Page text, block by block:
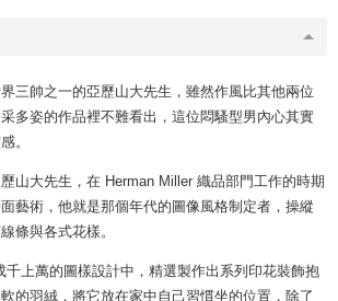
三帥之一的亞歷山大先生，雖然作風比其他兩位
多姿的作品裡不難看出，這位悶騷型男內心其實
。
山大先生，在 Herman Miller 織品部門工作的時期
藝術，他就是那個年代的圖像風格制定者，操縱
條與各式花樣。
千上萬的圖樣設計中，精選製作出系列印花裝飾抱
的羽絨，將它放在家中自己習慣坐的位置，除了